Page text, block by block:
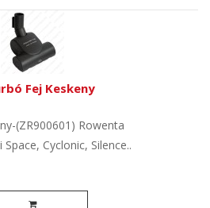
Fej Keskeny
(ZR900601) Rowenta
Cyclonic, Silence..